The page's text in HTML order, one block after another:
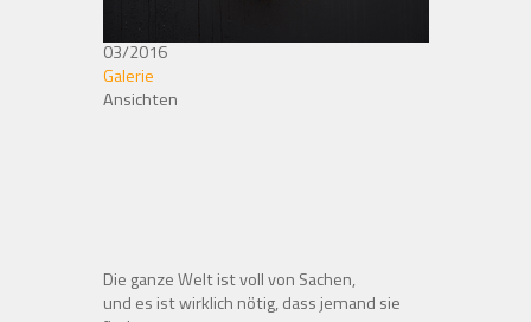
03/2016
Galerie
Ansichten
Die ganze Welt ist voll von Sachen,
und es ist wirklich nötig, dass jemand sie